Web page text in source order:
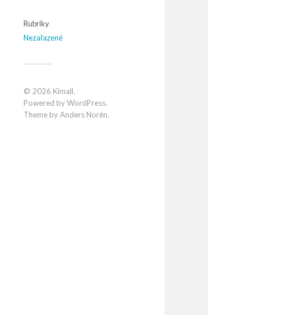
Rubriky
Nezařazené
© 2026 Kimall.
Powered byWordPress.
Theme byAnders Norén.